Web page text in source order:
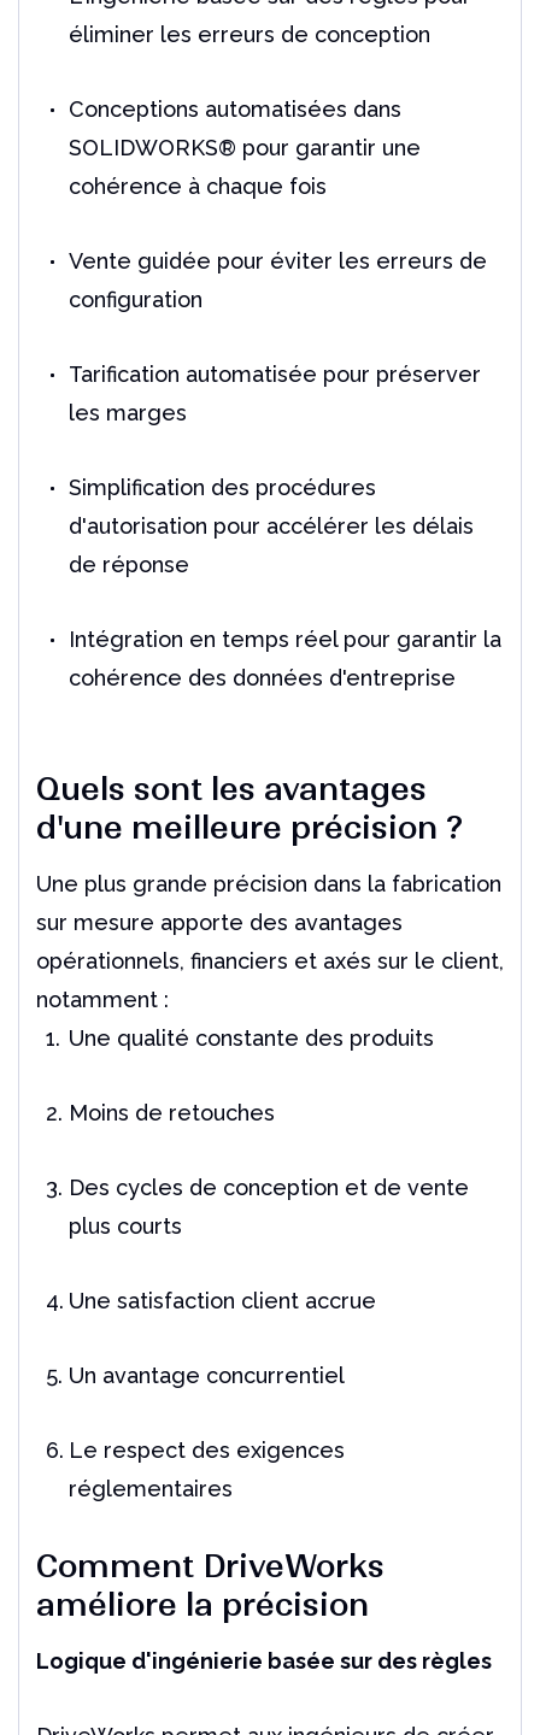
éliminer les erreurs de conception
Conceptions automatisées dans
SOLIDWORKS® pour garantir une
cohérence à chaque fois
Vente guidée pour éviter les erreurs de
configuration
Tarification automatisée pour préserver
les marges
Simplification des procédures
d'autorisation pour accélérer les délais
de réponse
Intégration en temps réel pour garantir la
cohérence des données d'entreprise
Quels sont les avantages
d'une meilleure précision ?
Une plus grande précision dans la fabrication
sur mesure apporte des avantages
opérationnels, financiers et axés sur le client,
notamment :
Une qualité constante des produits
Moins de retouches
Des cycles de conception et de vente
plus courts
Une satisfaction client accrue
Un avantage concurrentiel
Le respect des exigences
réglementaires
Comment DriveWorks
améliore la précision
Logique d'ingénierie basée sur des règles